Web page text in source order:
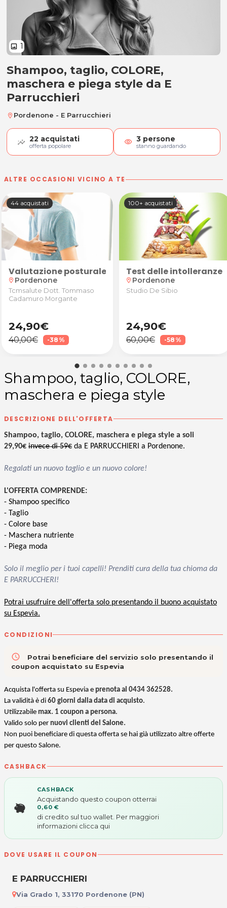
image 1
Shampoo, taglio, COLORE,
Shampoo, taglio, COLORE,
maschera e piega style da E
Parrucchieri
location_on Pordenone - E Parrucchieri
22 acquistati
offerta popolare visibility 3 persone
stanno guardando
ALTRE OCCASIONI VICINO A TE
e piega moda + eventuale maschera idratante da
44 acquistati
Valutazione posturale con anamnesi,
location_on Pordenone
Tcmsalute Dott. Tommaso
Cadamuro Morgante
24,90€
40,00€ -38%
100+ acquistati
Test delle
location_on Pordenone
Studio De Sibio
24,90€
60,00€ -58%
Shampoo, taglio, COLORE,
maschera e piega style
DESCRIZIONE DELL'OFFERTA
Shampoo, taglio, COLORE, maschera e piega style a soli
29,90€ invece di 59€ da E PARRUCCHIERI a Pordenone.
Regalati un nuovo taglio e un nuovo colore!
L'OFFERTA COMPRENDE:
- Shampoo specifico
- Taglio
- Colore base
- Maschera nutriente
- Piega moda
Solo il meglio per i tuoi capelli! Prenditi cura della tua chioma da
E PARRUCCHERI!
Potrai usufruire dell'offerta solo presentando il buono acquistato
su Espevia.
CONDIZIONI
access_time
Potrai beneficiare del servizio solo presentando il
coupon acquistato su Espevia
Acquista l'offerta su Espevia e prenota al 0434 362528.
La validità è di 60 giorni dalla data di acquisto.
Utilizzabile max. 1 coupon a persona.
Valido solo per nuovi clienti del Salone.
Non puoi beneficiare di questa offerta se hai già utilizzato altre offerte
per questo Salone.
CASHBACK
CASHBACK
Acquistando questo coupon otterrai
0,60 €
di credito sul tuo wallet. Per maggiori
informazioni clicca qui
DOVE USARE IL COUPON
E PARRUCCHIERI
Via Grado 1, 33170 Pordenone (PN)